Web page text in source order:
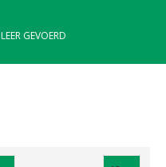
LEER GEVOERD